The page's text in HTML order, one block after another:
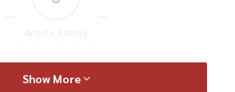
Article Rating
Show More